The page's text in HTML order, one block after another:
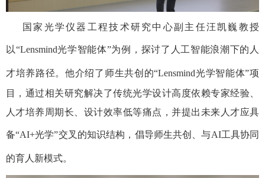
国家光学仪器工程技术研究中心副主任汪凯巍教授
以“Lensmind光学智能体”为例，探讨了 人工智能浪潮下的人
才培养路径。他介绍了师生共创的“Lensmind光学智能体”项
目，通过相关研究解决了传统光学设计高度依赖专家经验、
人才培养周期长、 设计效率低等痛点，并提出 未来人才应具
备“AI+光学”交叉的知识结构， 倡导师生共创、与AI工具协同
的育人新模式。